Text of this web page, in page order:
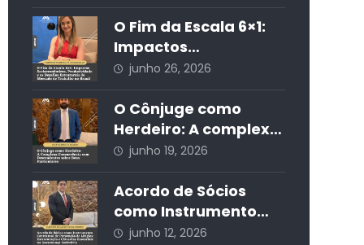
limites da
contratação de
seguros em cartões
de crédito
O Fim da Escala 6×1:
Impactos
Socioeconômicos,
Produtividade e os
Desafios Estruturais
do Mercado de
Trabalho no Brasil
junho 26, 2026
O Cônjuge como
Herdeiro: A complexa
concorrência com
descendentes sobre
bens particulares
junho 19, 2026
Acordo de Sócios
como Instrumento
Contratual de
junho 12, 2026